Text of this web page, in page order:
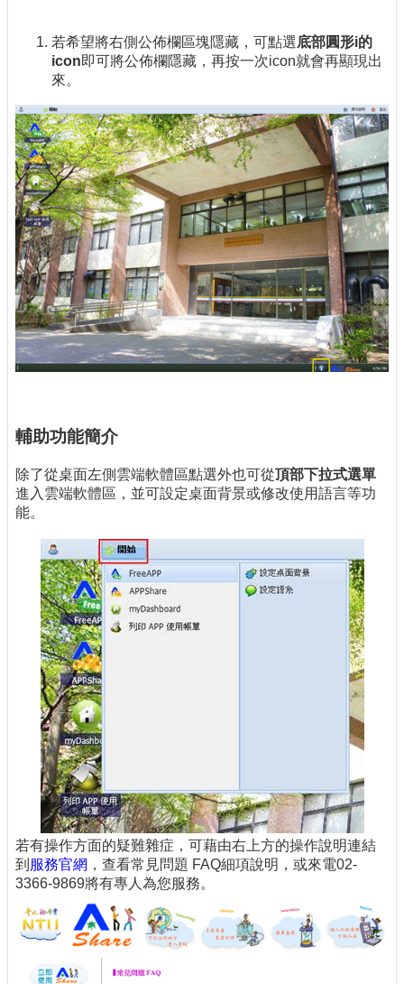
若希望將右側公佈欄區塊隱藏，可點選底部圓形i的
icon即可將公佈欄隱藏，再按一次icon就會再顯現出
來。
輔助功能簡介
除了從桌面左側雲端軟體區點選外也可從頂部下拉式選單
進入雲端軟體區，並可設定桌面背景或修改使用語言等功
能。
若有操作方面的疑難雜症，可藉由右上方的操作說明連結
到 服務官網 ，查看常見問題 FAQ細項說明，或來電02-
3366-9869將有專人為您服務。